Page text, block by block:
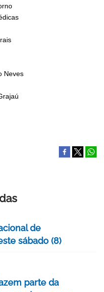
Neves
de
sábado (8)
parte da